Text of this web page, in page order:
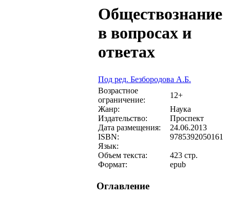
Обществознание
в вопросах и
ответах
Под ред. Безбородова А.Б.
Возрастное
ограничение:
12+
Жанр:
Наука
Издательство:
Проспект
Дата размещения:
24.06.2013
ISBN:
9785392050161
Язык:
Объем текста:
423 стр.
Формат:
epub
Оглавление